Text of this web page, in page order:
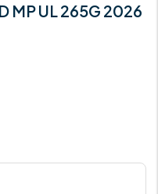
MP UL 265G 2026